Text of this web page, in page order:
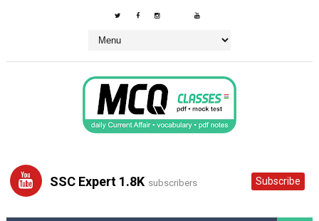
SSC Expert 1.8K subscribers Subscribe